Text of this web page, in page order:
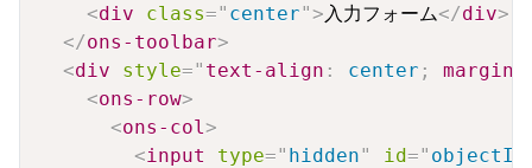
<div class=" center">入力フォーム</div>
</ons-toolbar>
<div style=" text-align : center ;
margin-
<ons-row>
<ons-col>
<input type=" hidden" id=" objectId